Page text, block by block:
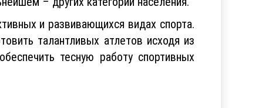
и льготы их победителям.
– других категорий населения.
и развивающихся видах спорта.
талантливых атлетов исходя из
тесную работу спортивных